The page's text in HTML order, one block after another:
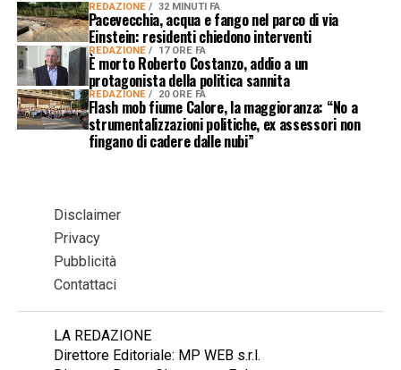
REDAZIONE 32 MINUTI FA
Pacevecchia, acqua e fango nel parco di via
Einstein: residenti chiedono interventi
REDAZIONE 17 ORE FA
È morto Roberto Costanzo, addio a un
protagonista della politica sannita
REDAZIONE 20 ORE FA
Flash mob fiume Calore, la maggioranza: “No a
strumentalizzazioni politiche, ex assessori non
fingano di cadere dalle nubi”
Disclaimer
Privacy
Pubblicità
Contattaci
LA REDAZIONE
Direttore Editoriale: MP WEB s.r.l.